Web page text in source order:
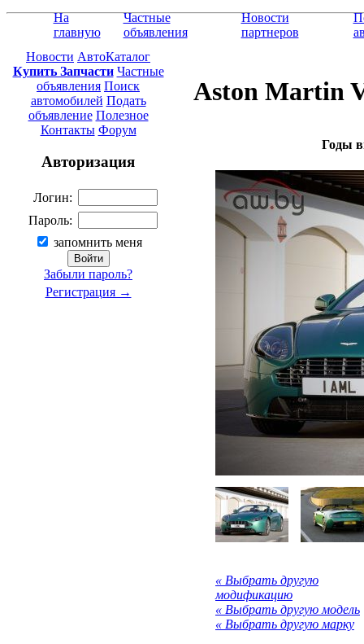
На
главную
Частные
объявления
Новости
партнеров
Новости АвтоКаталог
Купить Запчасти Частные
объявления Поиск
автомобилей Подать
объявление Полезное
Контакты Форум
Авторизация
Логин:
Пароль:
запомнить меня
Забыли пароль?
Регистрация →
Aston Martin
Годы
« Выбрать другую
модификацию
« Выбрать другую модель
« Выбрать другую марку